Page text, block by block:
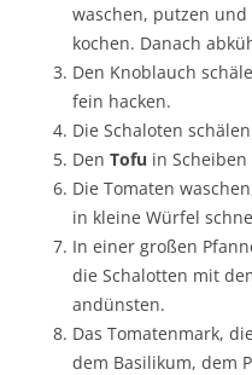
waschen, putzen
kochen. Danach
Den Knoblauch
fein hacken.
Die Schaloten
Den Tofu in
Die Tomaten
in kleine Würfel
In einer großen
die Schalotten mit
andünsten.
Das Tomatenmark,
dem Basilikum, dem